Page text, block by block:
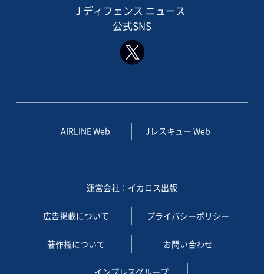
J ディフェンス ニュース
公式SNS
AIRLINE Web Jレスキュー Web
運営会社：イカロス出版
広告掲載について プライバシーポリシー
著作権について お問い合わせ